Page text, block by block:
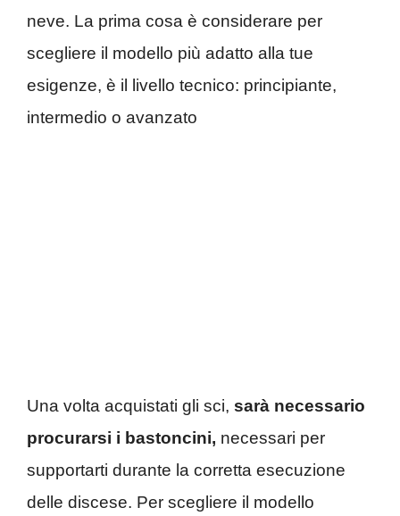
neve. La prima cosa è considerare per
scegliere il modello più adatto alla tue
esigenze, è il livello tecnico: principiante,
intermedio o avanzato
Una volta acquistati gli sci, sarà necessario
procurarsi i bastoncini, necessari per
supportarti durante la corretta esecuzione
delle discese. Per scegliere il modello